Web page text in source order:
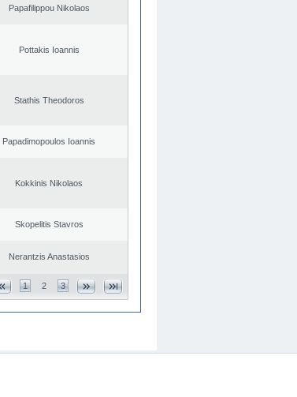
Papafilippou Nikolaos
Pottakis Ioannis
Stathis Theodoros
Papadimopoulos Ioannis
Kokkinis Nikolaos
Skopelitis Stavros
Nerantzis Anastasios
1 2 3